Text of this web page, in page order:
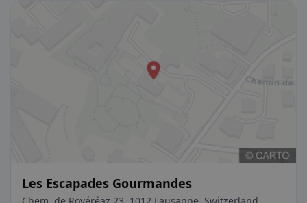
Les Escapades Gourmandes